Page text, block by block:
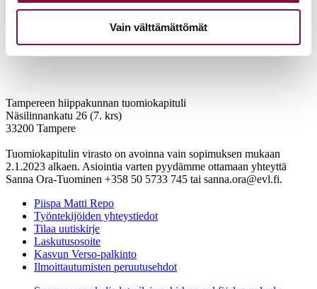
Vain välttämättömät
Tampereen hiippakunnan tuomiokapituli
Näsilinnankatu 26 (7. krs)
33200 Tampere
Tuomiokapitulin virasto on avoinna vain sopimuksen mukaan
2.1.2023 alkaen. Asiointia varten pyydämme ottamaan yhteyttä
Sanna Ora-Tuominen +358 50 5733 745 tai sanna.ora@evl.fi.
Piispa Matti Repo
Työntekijöiden yhteystiedot
Tilaa uutiskirje
Laskutusosoite
Kasvun Verso-palkinto
Ilmoittautumisten peruutusehdot